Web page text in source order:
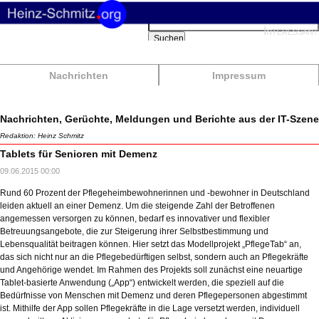
Nachrichten Impressum
Suchbegriffe
Suchen
Nachrichten, Gerüchte, Meldungen und Berichte aus der IT-Szene
Redaktion: Heinz Schmitz
Tablets für Senioren mit Demenz
09.06.2015 00:00
Rund 60 Prozent der Pflegeheimbewohnerinnen und -bewohner in Deutschland
leiden aktuell an einer Demenz. Um die steigende Zahl der Betroffenen
angemessen versorgen zu können, bedarf es innovativer und flexibler
Betreuungsangebote, die zur Steigerung ihrer Selbstbestimmung und
Lebensqualität beitragen können. Hier setzt das Modellprojekt „PflegeTab“ an,
das sich nicht nur an die Pflegebedürftigen selbst, sondern auch an Pflegekräfte
und Angehörige wendet. Im Rahmen des Projekts soll zunächst eine neuartige
Tablet-basierte Anwendung („App“) entwickelt werden, die speziell auf die
Bedürfnisse von Menschen mit Demenz und deren Pflegepersonen abgestimmt
ist. Mithilfe der App sollen Pflegekräfte in die Lage versetzt werden, individuell